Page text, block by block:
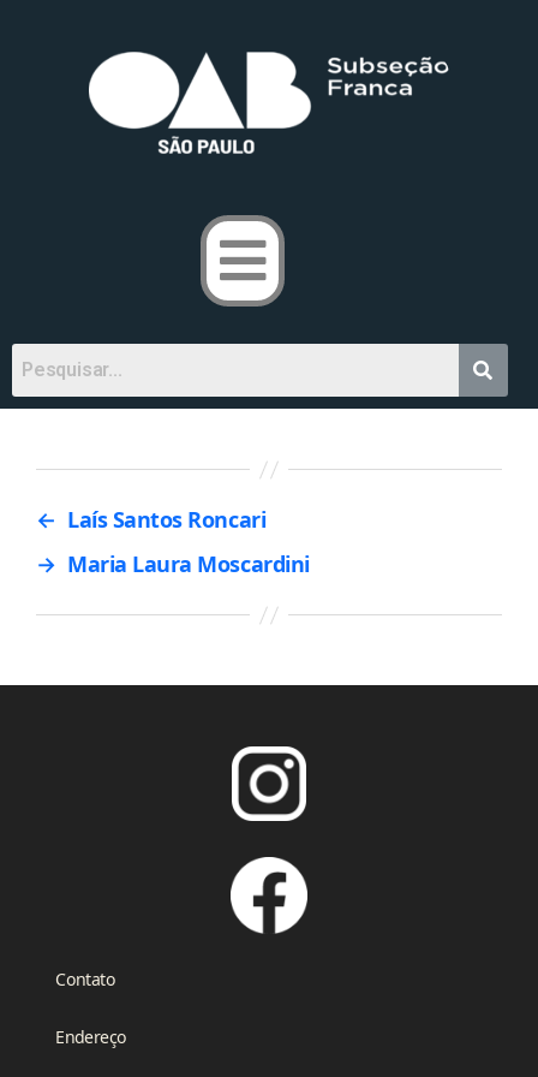
← Laís Santos Roncari
→ Maria Laura Moscardini
Contato
Endereço